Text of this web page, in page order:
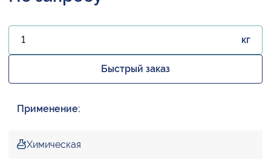
кг
Быстрый заказ
Применение:
Химическая